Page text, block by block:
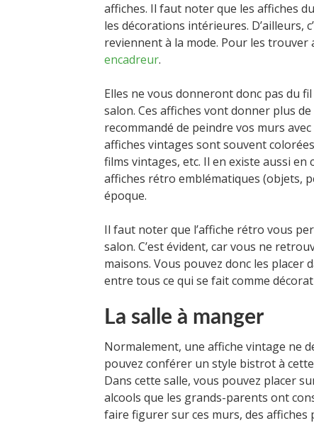
affiches. Il faut noter que les affiches
les décorations intérieures. D’ailleurs,
reviennent à la mode. Pour les trouver
encadreur.
Elles ne vous donneront donc pas du
salon. Ces affiches vont donner plus
recommandé de peindre vos murs
affiches vintages sont souvent
films vintages, etc. Il en existe aussi
affiches rétro emblématiques (objets,
époque.
Il faut noter que l’affiche rétro vous
salon. C’est évident, car vous ne
maisons. Vous pouvez donc les
entre tous ce qui se fait comme
La salle à manger
Normalement, une affiche vintage ne
pouvez conférer un style bistrot à
Dans cette salle, vous pouvez placer
alcools que les grands-parents ont
faire figurer sur ces murs, des affiches